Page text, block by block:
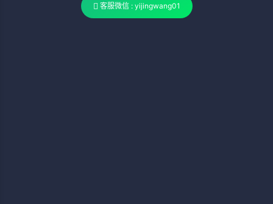
客服微信 : yijingwang01